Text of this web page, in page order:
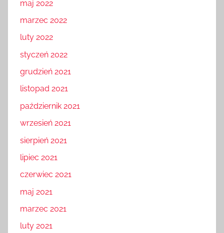
maj 2022
marzec 2022
luty 2022
styczeń 2022
grudzień 2021
listopad 2021
październik 2021
wrzesień 2021
sierpień 2021
lipiec 2021
czerwiec 2021
maj 2021
marzec 2021
luty 2021